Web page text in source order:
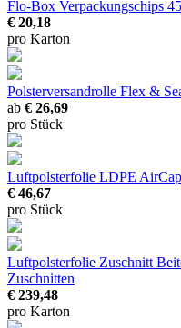
Flo-Box Verpackungschips
€ 20,18
pro Karton
Polsterversandrolle Flex &
ab € 26,69
pro Stück
Luftpolsterfolie LDPE
€ 46,67
pro Stück
Luftpolsterfolie Zuschnitt
Zuschnitten
€ 239,48
pro Karton